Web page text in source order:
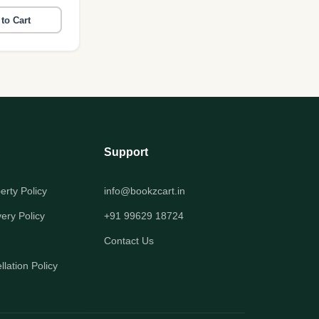
Cart
Policy
Policy
Policy
Support
info@bookzcart.in
+91 99629 18724
Contact Us